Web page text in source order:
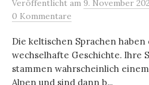
Veröffentlicht am 9. November
0 Kommentare
Die keltischen Sprachen haben
wechselhafte Geschichte. Ihre
stammen wahrscheinlich
Alpen und sind dann b...